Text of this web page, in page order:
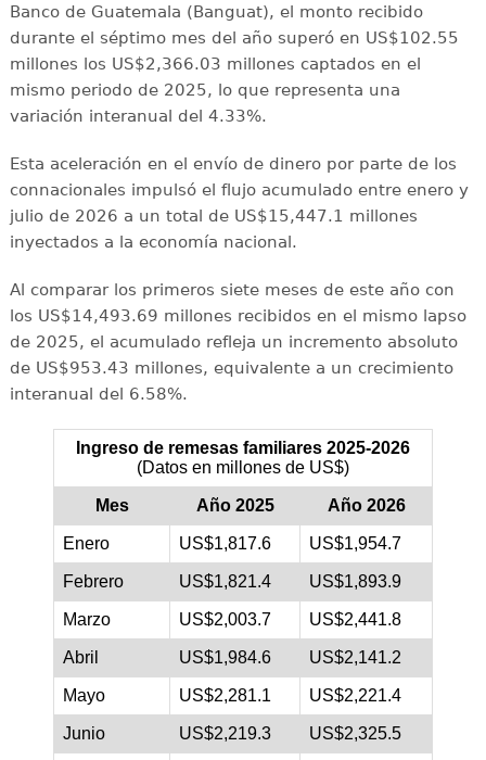
Banco de Guatemala (Banguat), el monto recibido
durante el séptimo mes del año superó en US$102.55
millones los US$2,366.03 millones captados en el
mismo periodo de 2025, lo que representa una
variación interanual del 4.33%.
Esta aceleración en el envío de dinero por parte de los
connacionales impulsó el flujo acumulado entre enero y
julio de 2026 a un total de US$15,447.1 millones
inyectados a la economía nacional.
Al comparar los primeros siete meses de este año con
los US$14,493.69 millones recibidos en el mismo lapso
de 2025, el acumulado refleja un incremento absoluto
de US$953.43 millones, equivalente a un crecimiento
interanual del 6.58%.
Ingreso de remesas familiares 2025-2026
(Datos en millones de US$)
Mes Año 2025 Año 2026
Enero US$1,817.6 US$1,954.7
Febrero US$1,821.4 US$1,893.9
Marzo US$2,003.7 US$2,441.8
Abril US$1,984.6 US$2,141.2
Mayo US$2,281.1 US$2,221.4
Junio US$2,219.3 US$2,325.5